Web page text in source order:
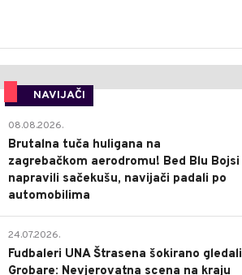
NAVIJAČI
08.08.2026.
Brutalna tuča huligana na
zagrebačkom aerodromu! Bed Blu Bojsi
napravili sačekušu, navijači padali po
automobilima
24.07.2026.
Fudbaleri UNA Štrasena šokirano gledali
Grobare: Nevjerovatna scena na kraju